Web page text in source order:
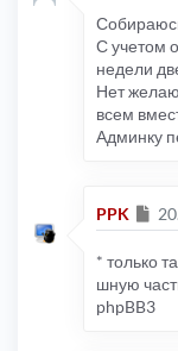
С учетом
недели
Нет
всем
Админку
PPK
* только
шную
phpBB3